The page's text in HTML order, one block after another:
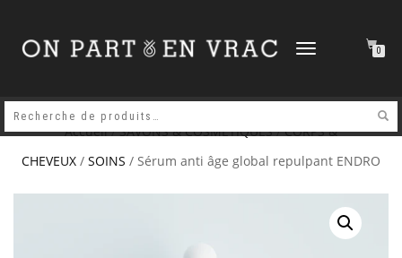
DÉPLIER
0
Accueil/SAVONS & COSMETIQUES/CORPS &
CHEVEUX / SOINS / Sérum anti âge global repulpant ENDRO